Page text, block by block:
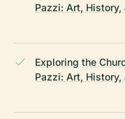
Pazzi: Art,
Exploring the
Pazzi: Art,